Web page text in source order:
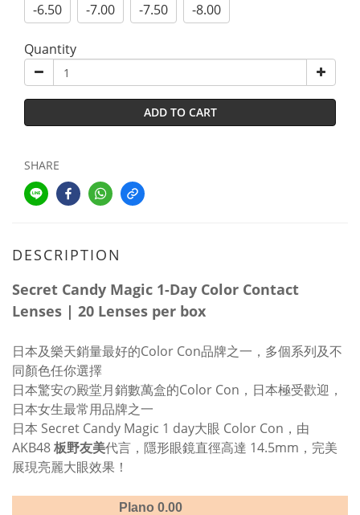
-6.50
-7.00 -7.50 -8.00
Quantity
ADD TO CART
SHARE
DESCRIPTION
Secret Candy Magic 1-Day Color Contact
Lenses | 20 Lenses per box
日本及樂天銷量最好的Color Con品牌之一，多個系列及不
同顏色任你選擇
日本驚安の殿堂月銷數萬盒的Color Con，日本極受歡迎，
日本女生最常用品牌之一
日本 Secret Candy Magic 1 day大眼 Color Con，由
AKB48板野友美代言，隱形眼鏡直徑高達 14.5mm，完美
展現亮麗大眼效果！
Plano0.00